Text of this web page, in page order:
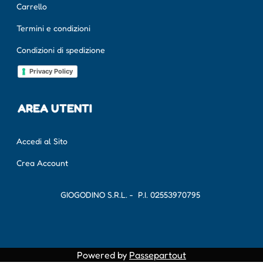
Carrello
Termini e condizioni
Condizioni di spedizione
Privacy Policy
AREA UTENTI
Accedi al Sito
Crea Account
GIOGODINO S.R.L. - P.I. 02553970795
Powered by Passepartout